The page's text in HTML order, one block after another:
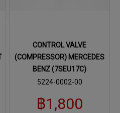
CONTROL VALVE
(COMPRESSOR) MERCEDES
BENZ (7SEU17C)
5224-0002-00
฿1,800